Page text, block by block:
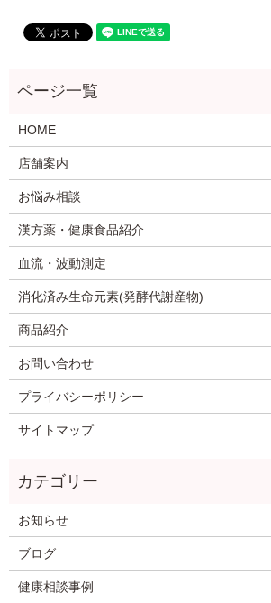
HOME
店舗案内
お悩み相談
漢方薬・健康食品紹介
血流・波動測定
消化済み生命元素(発酵代謝産物)
商品紹介
お問い合わせ
プライバシーポリシー
サイトマップ
お知らせ
ブログ
健康相談事例